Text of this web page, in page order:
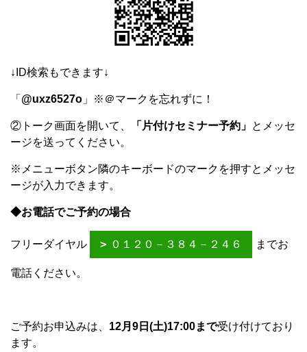
↓ID検索もできます↓
「 @uxz6527o 」※＠マークを忘れずに！
②トーク画面を開いて、 「片付けセミナー予約」 とメッセ
ージを送ってください。
※メニューボタン隣のキーボードのマークを押すとメッセ
ージが入力できます。
◆お電話でご予約の場合
フリーダイヤル ０１２０－３８４－２４６ までお
電話ください。
ご予約お申込みは、 12月9日(土)17:00まで受け付けており
ます。